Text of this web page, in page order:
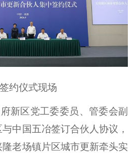
签约仪式现场
区党工委委员、管委会副
中国五冶签订合伙人协议，
老场镇片区城市更新牵头实